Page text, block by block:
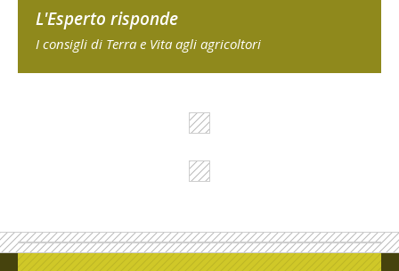
L'Esperto risponde
I consigli di Terra e Vita agli agricoltori